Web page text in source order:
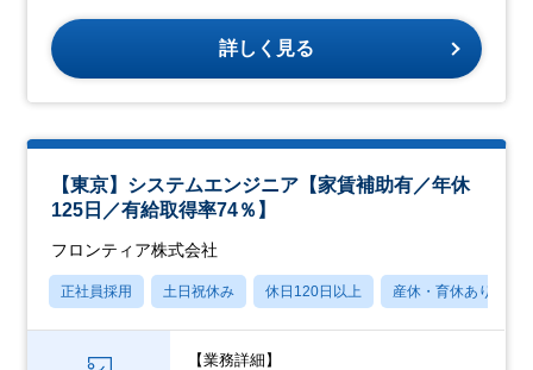
詳しく見る
【東京】システムエンジニア【家賃補助有／年休
125日／有給取得率74％】
フロンティア株式会社
正社員採用 土日祝休み 休日120日以上 産休・育休あり
【業務詳細】